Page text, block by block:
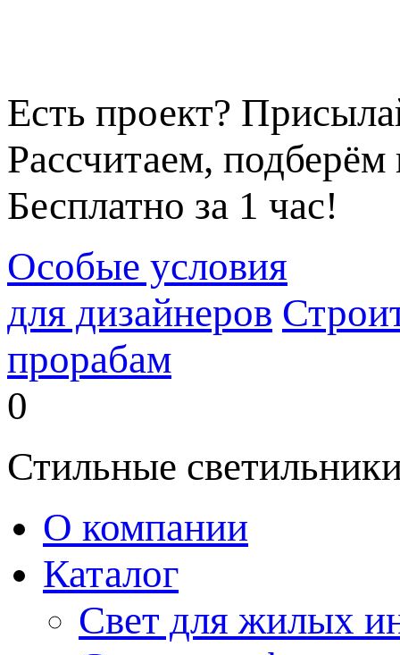
Есть проект?
Рассчитаем,
Бесплатно за 1 час!
Особые условия
для дизайнеров
прорабам
0
Стильные
О компании
Каталог
Свет для жилых